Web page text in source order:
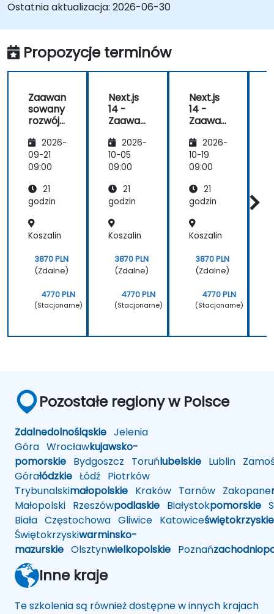
Ostatnia aktualizacja: 2026-06-30
Propozycje terminów
Zaawan
sowany
rozwój
Next.js
14
2026-
09-21
09:00
21
godzin
Koszalin
3870 PLN
(Zdalne)
4770 PLN
(Stacjonarne)
Next.js
14 -
Zaawan
2026-
10-05
09:00
21
godzin
Koszalin
3870 PLN
(Zdalne)
4770 PLN
(Stacjonarne)
Next.js
14 -
Zaawan
2026-
10-19
09:00
21
godzin
Koszalin
3870 PLN
(Zdalne)
4770 PLN
(Stacjonarne)
Pozostałe regiony w Polsce
Zdalnedolnośląskie Jelenia
Góra Wrocławkujawsko-
pomorskie Bydgoszcz Toruńlubelskie Lublin
Górałódzkie Łódź Piotrków
Trybunalskimałopolskie Kraków Tarnów Zakopane
Małopolski Rzeszówpodlaskie Białystokpomorskie
Biała Częstochowa Gliwice Katowiceświętokrzyskie
Świętokrzyskiwarminsko-
mazurskie Olsztynwielkopolskie Poznań
Inne kraje
Te szkolenia są również dostępne w innych krajach